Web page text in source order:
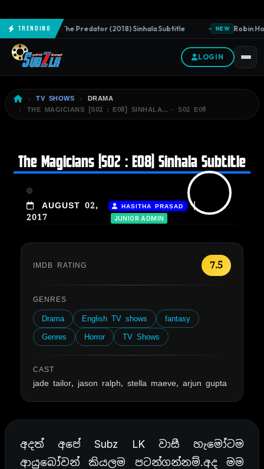
Trending
NEW The Predator (2018) Sinhala Subtitle NEW Robin
LOGIN
TV SHOWS
DRAMA
THE MAGICIANS [S02 : E08] SINHALA… · S02 E08
The Magicians [S02 : E08] Sinhala Subtitle
AUGUST 02,
2017
HASITHA PRASAD |
JUNIOR ADMIN
IMDB RATING 7.5
GENRES
Drama English TV shows
fantasy
Genres
Horror TV Shows
CAST
jade tailor, jason ralph, stella maeve, arjun gupta
අදත් අපේ Subz LK වාසී හැමෝටම
ආයුබෝවන් කියලම පටන්ගන්නම්.අද මම